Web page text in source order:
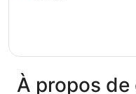
À propos